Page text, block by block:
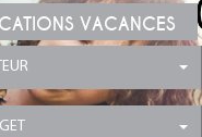
VACANCES